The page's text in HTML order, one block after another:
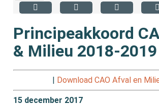
Principeakkoord
& Milieu 2018-2019
Download CAO Afval en
15 december 2017